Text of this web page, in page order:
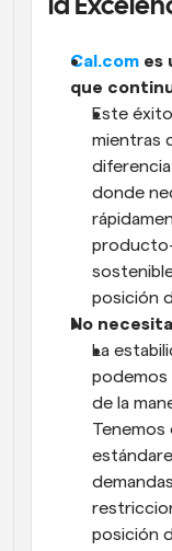
la
Cal.com es
que
Este
mientras
donde
posición
No
La
podemos
de la
Tenemos
posición